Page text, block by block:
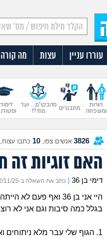
עוררו עניין עצות מה
הורות
ומשפחה
מתבגרים
מהבקו"ם... ועד
מתי?!
3826 אנשים צפו, 10 כתבו עצות,
האם זוגיות זה
דימי בן 36 כתב את השאלה ב-02/11/25 בשעה 18:40
היי אני בן 36 ואף פעם לא הייתה לי זוגיות רצינית.
בגלל כמה סיבות וגם אני לא
1. הגוף שלי עבר מלא ניתוחים